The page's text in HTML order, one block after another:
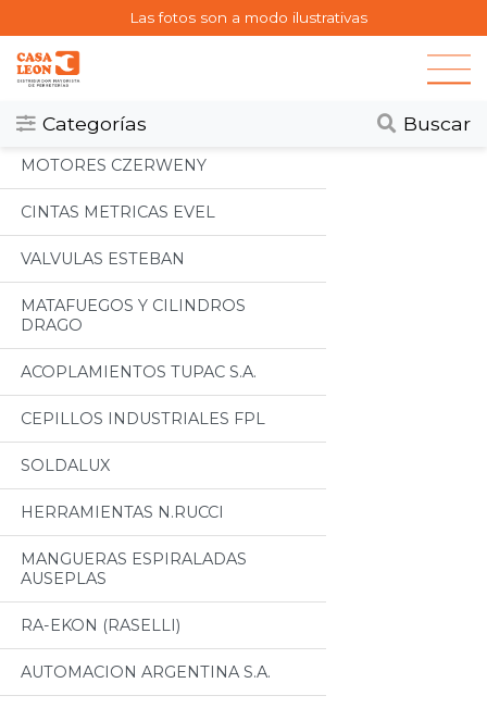
Las fotos son a modo ilustrativas
Categorías Buscar
Categorias
Todos
MOTORES CZERWENY
CINTAS METRICAS EVEL
VALVULAS ESTEBAN
MATAFUEGOS Y CILINDROS
DRAGO
ACOPLAMIENTOS TUPAC S.A.
CEPILLOS INDUSTRIALES FPL
SOLDALUX
HERRAMIENTAS N.RUCCI
MANGUERAS ESPIRALADAS
AUSEPLAS
RA-EKON (RASELLI)
AUTOMACION ARGENTINA S.A.